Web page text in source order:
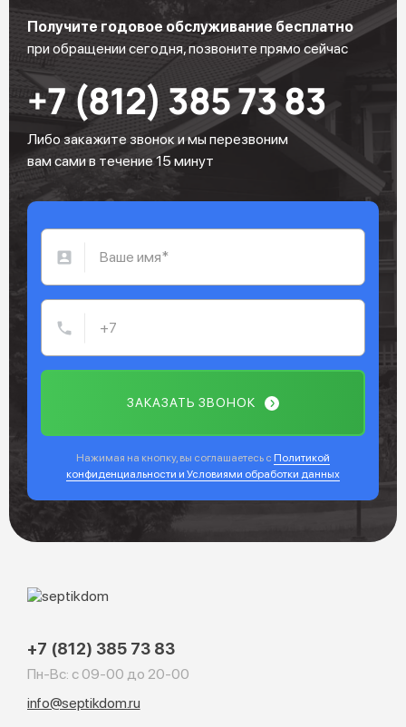
Получите годовое обслуживание бесплатно
при обращении сегодня, позвоните прямо сейчас
+7 (812) 385 73 83
Либо закажите звонок и мы перезвоним
вам сами в течение 15 минут
ЗАКАЗАТЬ ЗВОНОК
Нажимая на кнопку, вы соглашаетесь с Политикой
конфиденциальности и Условиями обработки данных
+7 (812) 385 73 83
Пн-Вс: с 09-00 до 20-00
info@septikdom.ru